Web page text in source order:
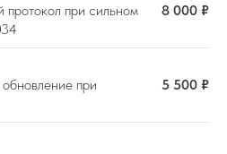
при сильном
8 000 ₽
при
5 500 ₽
звезд